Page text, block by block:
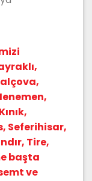
Seferihisar,
Tire,
başta
ve